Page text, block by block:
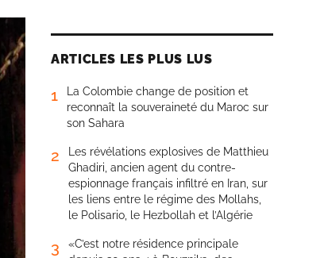
ARTICLES LES PLUS LUS
1
La Colombie change de position et
reconnaît la souveraineté du Maroc sur
son Sahara
2
Les révélations explosives de Matthieu
Ghadiri, ancien agent du contre-
espionnage français infiltré en Iran, sur
les liens entre le régime des Mollahs,
le Polisario, le Hezbollah et l’Algérie
3
«C’est notre résidence principale